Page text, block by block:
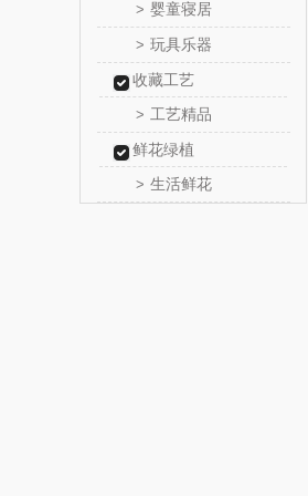
> 婴童寝居
> 玩具乐器
收藏工艺
> 工艺精品
鲜花绿植
> 生活鲜花